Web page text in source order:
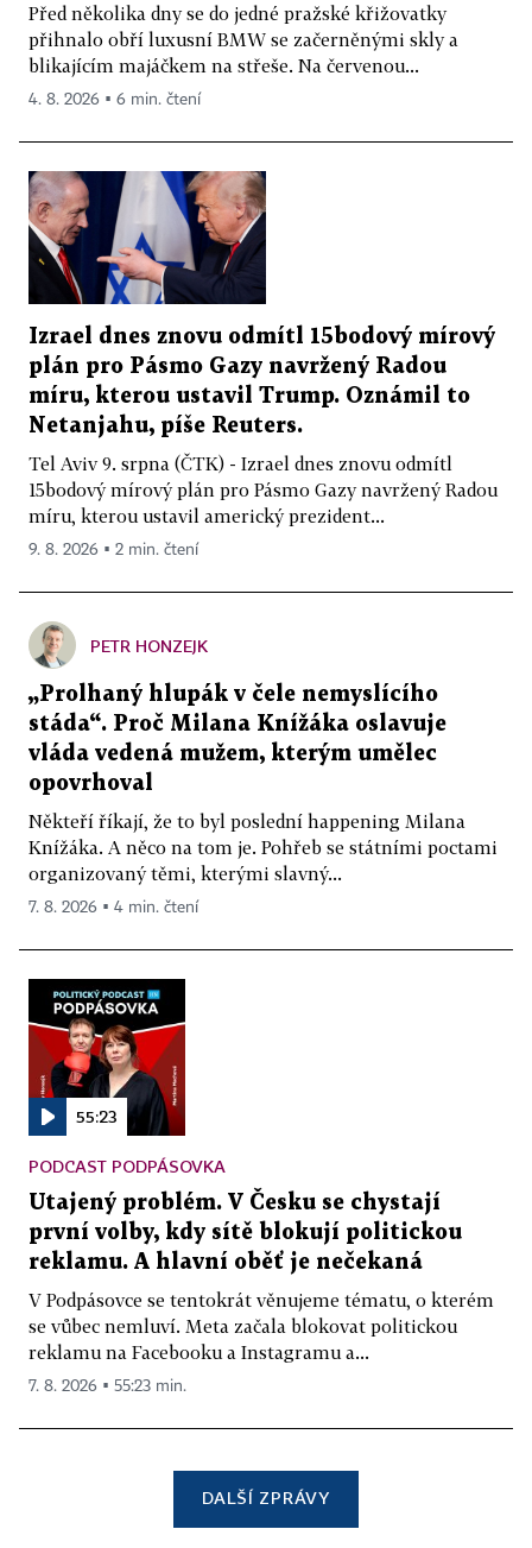
Před několika dny se do jedné pražské křižovatky
přihnalo obří luxusní BMW se začerněnými skly a
blikajícím majáčkem na střeše. Na červenou...
4. 8. 2026 ▪ 6 min. čtení
Izrael dnes znovu odmítl 15bodový mírový
plán pro Pásmo Gazy navržený Radou
míru, kterou ustavil Trump. Oznámil to
Netanjahu, píše Reuters.
Tel Aviv 9. srpna (ČTK) - Izrael dnes znovu odmítl
15bodový mírový plán pro Pásmo Gazy navržený Radou
míru, kterou ustavil americký prezident...
9. 8. 2026 ▪ 2 min. čtení
PETR HONZEJK
„Prolhaný hlupák v čele nemyslícího
stáda“. Proč Milana Knížáka oslavuje
vláda vedená mužem, kterým umělec
opovrhoval
Někteří říkají, že to byl poslední happening Milana
Knížáka. A něco na tom je. Pohřeb se státními poctami
organizovaný těmi, kterými slavný...
7. 8. 2026 ▪ 4 min. čtení
55:23
PODCAST PODPÁSOVKA
Utajený problém. V Česku se chystají
první volby, kdy sítě blokují politickou
reklamu. A hlavní oběť je nečekaná
V Podpásovce se tentokrát věnujeme tématu, o kterém
se vůbec nemluví. Meta začala blokovat politickou
reklamu na Facebooku a Instagramu a...
7. 8. 2026 ▪ 55:23 min.
DALŠÍ ZPRÁVY